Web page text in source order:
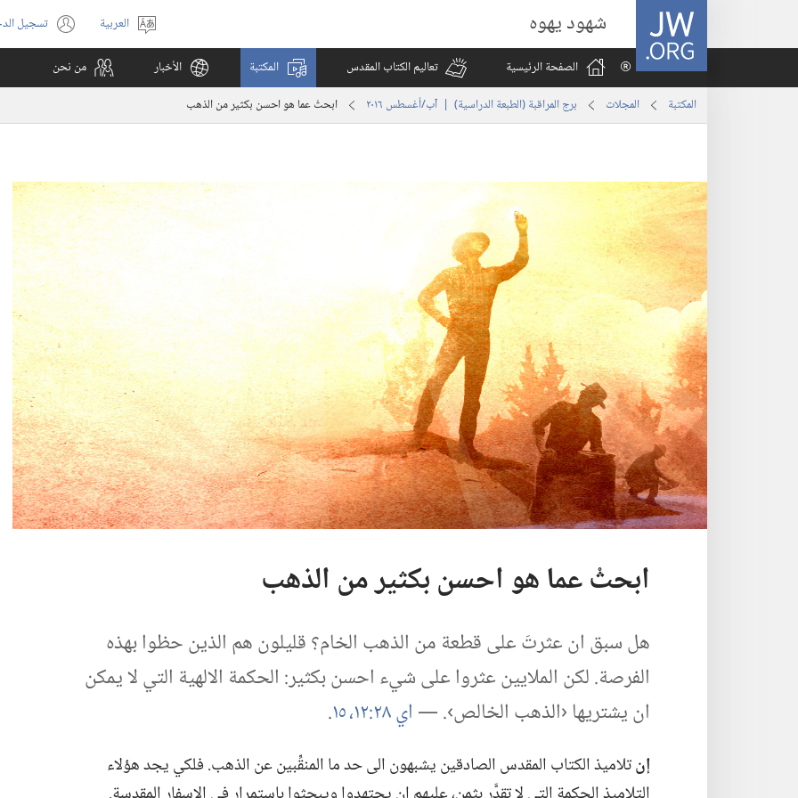
JW.ORG شهود يهوه
اختر
اللغة
العربية تسجيل(يفتح
نافذة
الصفحة الرئيسية
تعاليم الكتاب المقدس المكتبة الأخبار من نحن
المكتبة المجلات برج المراقبة (‏الطبعة الدراسية)‏ | ‏‎آب/أغسطس‏ ‏‎٢٠١٦‏ ابحثْ عما هو احسن بكثير من الذهب
ابحثْ عما هو احسن بكثير من الذهب
هل سبق ان عثرتَ على قطعة من الذهب الخام؟‏ قليلون هم الذين حظوا بهذه
الفرصة.‏ لكن الملايين عثروا على شيء احسن بكثير:‏ الحكمة الالهية التي لا يمكن
ان يشتريها ‹الذهب الخالص›.‏ —‏ اي ٢٨:‏١٢،‏ ‏.‏
إنتلاميذ الكتاب المقدس الصادقين يشبهون الى حد ما المنقِّبين عن الذهب.‏ فلكي يجد هؤلاء